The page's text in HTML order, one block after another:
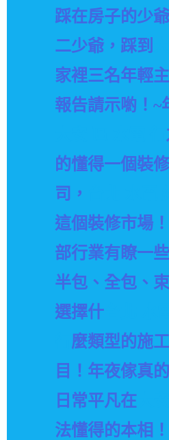
踩在房子的少
二少爺，踩到
家裡三名年輕
報告請示喲！~
的懂得一個裝修
司，
這個裝修市場
部行業有瞭一
半包、全包、
選擇什
麼類型的施
目！年夜傢真
日常平凡在
法懂得的本相！